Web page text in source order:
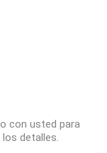
con usted para
detalles.